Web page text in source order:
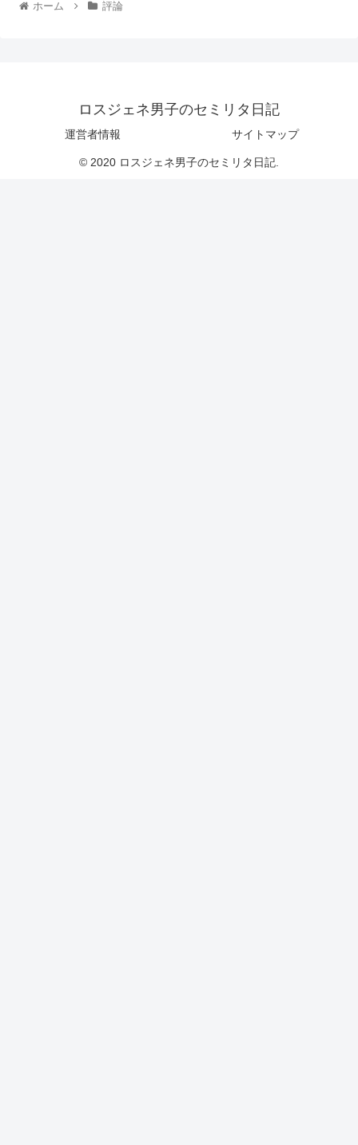
ホーム 評論
ロスジェネ男子のセミリタ日記
運営者情報 サイトマップ
© 2020 ロスジェネ男子のセミリタ日記.